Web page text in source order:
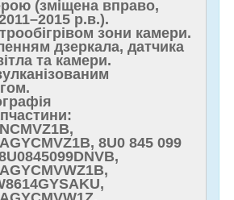
(зміщена вправо,
р.в.).
зони камери.
дзеркала, датчика
та камери.
8U0 845 099